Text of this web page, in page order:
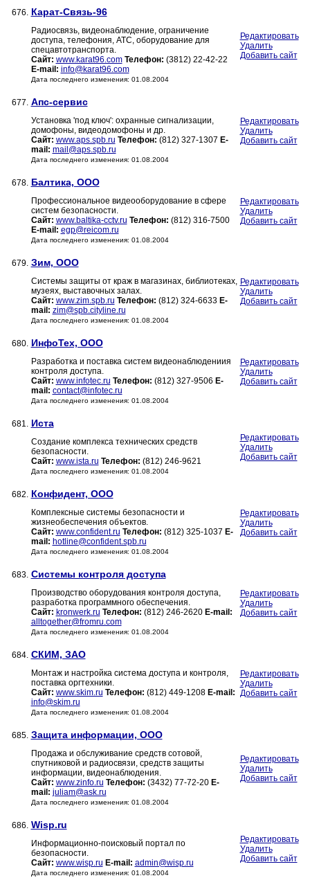
676. Карат-Связь-96
Радиосвязь, видеонаблюдение, ограничение
доступа, телефония, АТС, оборудование для
спецавтотранспорта.
Сайт: www.karat96.com Телефон: (3812) 22-42-22
E-mail: info@karat96.com
Дата последнего изменения: 01.08.2004
Редактировать
Удалить
Добавить сайт
677. Апс-сервис
Установка 'под ключ': охранные сигнализации,
домофоны, видеодомофоны и др.
Сайт: www.aps.spb.ru Телефон: (812) 327-1307 E-
mail: mail@aps.spb.ru
Дата последнего изменения: 01.08.2004
Редактировать
Удалить
Добавить сайт
678. Балтика, ООО
Профессиональное видеооборудование в сфере
систем безопасности.
Сайт: www.baltika-cctv.ru Телефон: (812) 316-7500
E-mail: egp@reicom.ru
Дата последнего изменения: 01.08.2004
Редактировать
Удалить
Добавить сайт
679. Зим, ООО
Системы защиты от краж в магазинах, библиотеках,
музеях, выставочных залах.
Сайт: www.zim.spb.ru Телефон: (812) 324-6633 E-
mail: zim@spb.cityline.ru
Дата последнего изменения: 01.08.2004
Редактировать
Удалить
Добавить сайт
680. ИнфоТех, ООО
Разработка и поставка систем видеонаблюдениия
контроля доступа.
Сайт: www.infotec.ru Телефон: (812) 327-9506 E-
mail: contact@infotec.ru
Дата последнего изменения: 01.08.2004
Редактировать
Удалить
Добавить сайт
681. Иста
Создание комплекса технических средств
безопасности.
Сайт: www.ista.ru Телефон: (812) 246-9621
Дата последнего изменения: 01.08.2004
Редактировать
Удалить
Добавить сайт
682. Конфидент, ООО
Комплексные системы безопасности и
жизнеобеспечения объектов.
Сайт: www.confident.ru Телефон: (812) 325-1037 E-
mail: hotline@confident.spb.ru
Дата последнего изменения: 01.08.2004
Редактировать
Удалить
Добавить сайт
683. Системы контроля доступа
Производство оборудования контроля доступа,
разработка программного обеспечения.
Сайт: kronwerk.ru Телефон: (812) 246-2620 E-mail:
alltogether@fromru.com
Дата последнего изменения: 01.08.2004
Редактировать
Удалить
Добавить сайт
684. СКИМ, ЗАО
Монтаж и настройка система доступа и контроля,
поставка оргтехники.
Сайт: www.skim.ru Телефон: (812) 449-1208 E-mail:
info@skim.ru
Дата последнего изменения: 01.08.2004
Редактировать
Удалить
Добавить сайт
685. Защита информации, ООО
Продажа и обслуживание средств сотовой,
спутниковой и радиосвязи, средств защиты
информации, видеонаблюдения.
Сайт: www.zinfo.ru Телефон: (3432) 77-72-20 E-
mail: juliam@ask.ru
Дата последнего изменения: 01.08.2004
Редактировать
Удалить
Добавить сайт
686. Wisp.ru
Информационно-поисковый портал по
безопасности.
Сайт: www.wisp.ru E-mail: admin@wisp.ru
Дата последнего изменения: 01.08.2004
Редактировать
Удалить
Добавить сайт